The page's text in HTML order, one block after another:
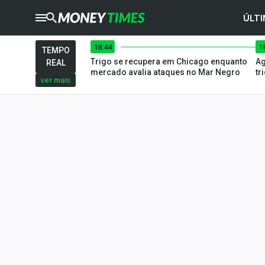
CRYPTOTIMES
TIMES
Ibovespa
TEMPO
REAL
ver mais
18:44
Trigo se recupera em Chicago enquanto
mercado avalia ataques no Mar Negro